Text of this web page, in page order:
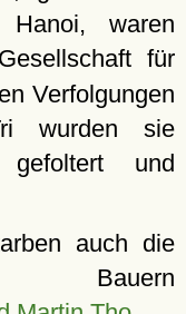
waren
für
Verfolgungen
wurden sie
gefoltert und
auch die